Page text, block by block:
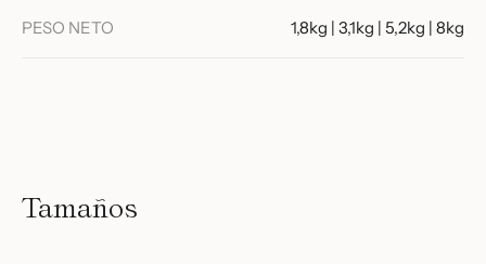
PESO NETO 1,8kg | 3,1kg | 5,2kg | 8kg
Tamaños